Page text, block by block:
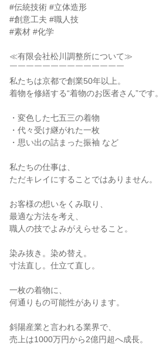
#伝統技術 #立体造形
#創意工夫 #職人技
#素材 #化学
≪有限会社松川調整所について≫
￣￣￣￣￣￣￣￣￣￣￣￣￣￣
私たちは京都で創業50年以上。
着物を修繕する“着物のお医者さん”です。
・変色した七五三の着物
・代々受け継がれた一枚
・思い出の詰まった振袖 など
私たちの仕事は、
ただキレイにすることではありません。
お客様の想いをくみ取り、
最適な方法を考え、
職人の技でよみがえらせること。
染み抜き。染め替え。
寸法直し。仕立て直し。
一枚の着物に、
何通りもの可能性があります。
斜陽産業と言われる業界で、
売上は1000万円から2億円超へ成長。